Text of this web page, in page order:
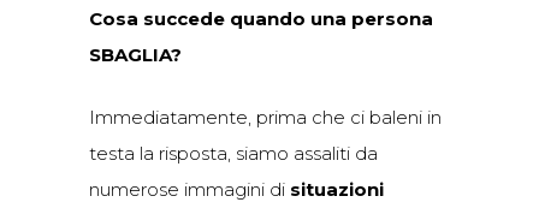
Cosa succede quando una persona
SBAGLIA?
Immediatamente, prima che ci baleni in
testa la risposta, siamo assaliti da
numerose immagini di situazioni